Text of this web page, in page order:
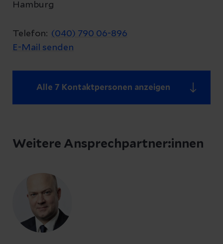
Hamburg
Telefon: (040) 790 06-896
E-Mail senden
Alle 7 Kontaktpersonen anzeigen
Weitere Ansprechpartner:innen